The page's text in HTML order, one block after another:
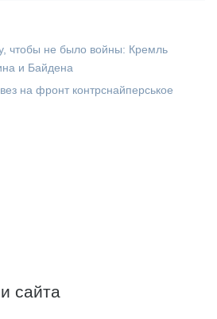
чтобы не было войны: Кремль
и Байдена
на фронт контрснайперськое
сайта